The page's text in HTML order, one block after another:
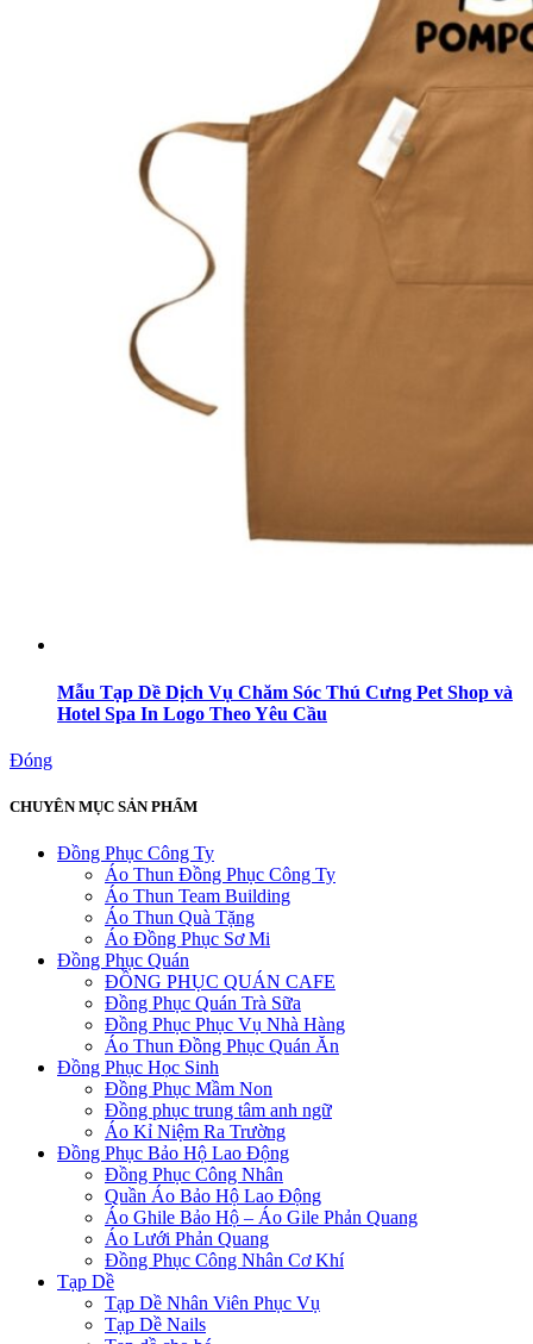
Mẫu Tạp Dề Dịch Vụ Chăm Sóc Thú Cưng Pet Shop và
Hotel Spa In Logo Theo Yêu Cầu
Đóng
CHUYÊN MỤC SẢN PHẨM
Đồng Phục Công Ty
Áo Thun Đồng Phục Công Ty
Áo Thun Team Building
Áo Thun Quà Tặng
Áo Đồng Phục Sơ Mi
Đồng Phục Quán
ĐỒNG PHỤC QUÁN CAFE
Đồng Phục Quán Trà Sữa
Đồng Phục Phục Vụ Nhà Hàng
Áo Thun Đồng Phục Quán Ăn
Đồng Phục Học Sinh
Đồng Phục Mầm Non
Đồng phục trung tâm anh ngữ
Áo Kỉ Niệm Ra Trường
Đồng Phục Bảo Hộ Lao Động
Đồng Phục Công Nhân
Quần Áo Bảo Hộ Lao Động
Áo Ghile Bảo Hộ – Áo Gile Phản Quang
Áo Lưới Phản Quang
Đồng Phục Công Nhân Cơ Khí
Tạp Dề
Tạp Dề Nhân Viên Phục Vụ
Tạp Dề Nails